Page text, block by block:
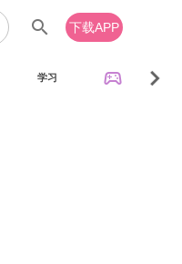
search 下载APP
学习 sports_esports chevron_right